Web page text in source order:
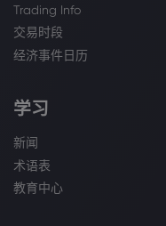
Trading Info
交易时段
经济事件日历
学习
新闻
术语表
教育中心